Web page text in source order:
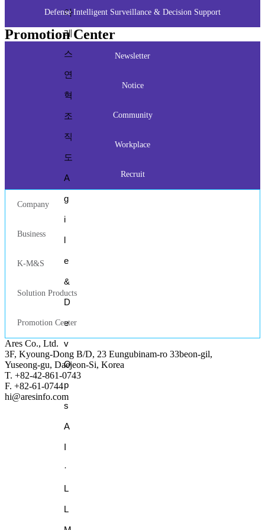
아
레
스
연
혁
조
직
도
A
g
i
l
e
&
D
e
v
O
p
s
A
I
·
L
L
Defense Intelligent Surveillance & Decision Support
Promotion Center
Newsletter
Notice
Community
Workplace
Recruit
Company
Business
K-M&S
Solution Products
Promotion Center
Ares Co., Ltd.
3F, Kyoung-Dong B/D, 23 Eungubinam-ro 33beon-gil,
Yuseong-gu, Daejeon-Si, Korea
T. +82-42-861-0743
F. +82-61-0744
hi@aresinfo.com